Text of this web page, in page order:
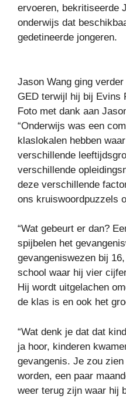
ervoeren, bekritiseerde
onderwijs dat
gedetineerde jongeren.
Jason Wang ging
GED terwijl hij bij Evins
Foto met dank aan
“Onderwijs was een
klaslokalen hebben
verschillende
verschillende
deze verschillende
ons kruiswoordpuzzels
“Wat gebeurt er dan?
spijbelen het
gevangeniswezen bij
school waar hij vier
Hij wordt uitgelachen
de klas is en ook het
“Wat denk je dat dat
ja hoor, kinderen
gevangenis. Je zou
worden, een paar
weer terug zijn waar hij